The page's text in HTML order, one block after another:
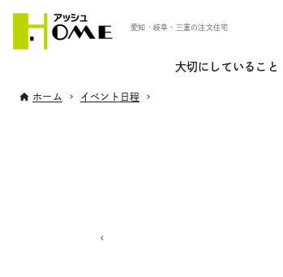
愛知・岐阜・三重の注文住宅
大切にしていること
ホーム イベント日程